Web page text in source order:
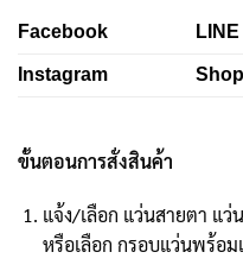
Facebook LINE
Instagram
ขั้นตอนการสั่งสินค้า
แจ้ง/เลือก แว่นสายตา แ
หรือเลือก กรอบแว่นพร้อ